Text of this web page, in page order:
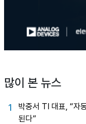
많이 본 뉴스
1
박중서 TI 대표, “자
된다”